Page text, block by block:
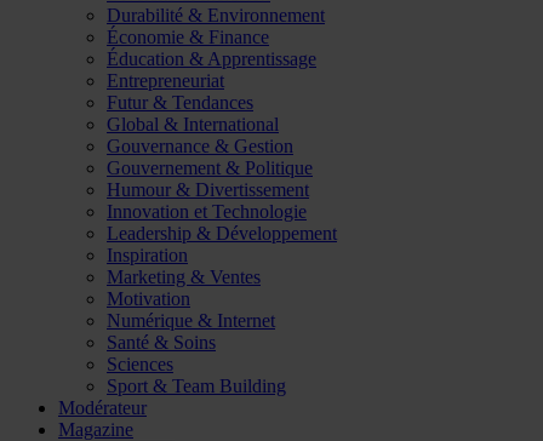
Durabilité & Environnement
Économie & Finance
Éducation & Apprentissage
Entrepreneuriat
Futur & Tendances
Global & International
Gouvernance & Gestion
Gouvernement & Politique
Humour & Divertissement
Innovation et Technologie
Leadership & Développement
Inspiration
Marketing & Ventes
Motivation
Numérique & Internet
Santé & Soins
Sciences
Sport & Team Building
Modérateur
Magazine